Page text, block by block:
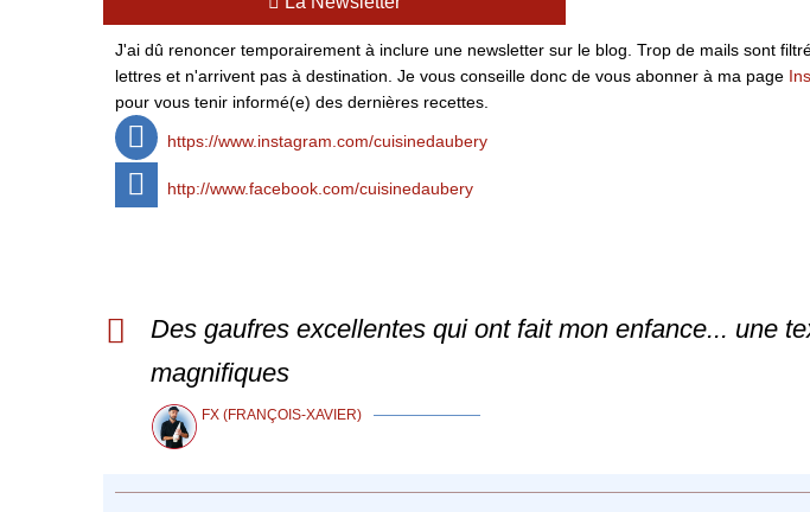
J'ai dû renoncer temporairement à inclure une newsletter sur le blog. Trop de mails sont
lettres et n'arrivent pas à destination. Je vous conseille donc de vous abonner à ma page
pour vous tenir informé(e) des dernières recettes.
https://www.instagram.com/cuisinedaubery
http://www.facebook.com/cuisinedaubery
Des gaufres excellentes qui ont fait mon enfance... une
magnifiques
FX (FRANÇOIS-XAVIER)